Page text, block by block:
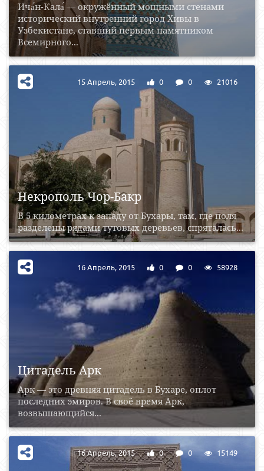
Ича́н-Кала́ — окружённый мощными стенами
исторический внутренний город Хивы в
Узбекистане, ставший первым памятником
Всемирного...
Некрополь Чор-Бакр
В 5 километрах к западу от Бухары, там, где поля
разделены рядами тутовых деревьев, спряталась...
15 Апрель, 2015 0 0 21016
Цитадель Арк
Арк — это древняя цитадель в Бухаре, оплот
последних эмиров. В своё время Арк,
возвышающийся...
16 Апрель, 2015 0 0 58928
16 Апрель, 2015 0 0 15149